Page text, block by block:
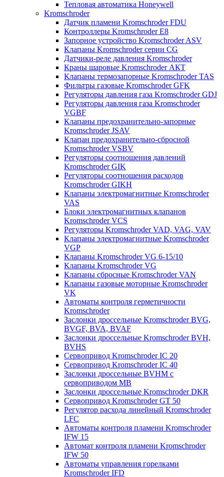
Тепловая автоматика Honeywell
Kromschroder
Датчик пламени Kromschroder FDU
Контроллеры Kromschroder E8
Запорное устройство Kromschroder ASV
Клапаны Kromschroder серии CG
Датчики-реле давления Kromschroder
Краны шаровые Kromschroder АКТ
Клапаны термозапорные Kromschroder TAS
Фильтры газовые Kromschroder GFK
Регуляторы давления газа Kromschroder GDJ
Регуляторы давления газа Kromschroder
VGBF
Клапаны предохранительно-запорные
Kromschroder JSAV
Клапан предохранительно-сбросной
Kromschroder VSBV
Регуляторы соотношения давлений
Kromschroder GIK
Регуляторы соотношения расходов
Kromschroder GIKH
Клапаны электромагнитные Kromschroder
VAS
Блоки электромагнитных клапанов
Kromschroder VCS
Регуляторы Kromschroder VAD, VAG, VAV
Клапаны электромагнитные Kromschroder
VGP
Клапаны Kromschroder VG 6-15/10
Клапаны Kromschroder VG
Клапаны сбросные Kromschroder VAN
Клапаны газовые моторные Kromschroder
VK
Автоматы контроля герметичности
Kromschroder
Заслонки дроссельные Kromschroder BVG,
BVGF, BVA, BVAF
Заслонки дроссельные Kromschroder BVH,
BVHS
Сервопривод Kromschroder IC 20
Сервопривод Kromschroder IC 40
Заслонки дроссельные BVHM с
сервоприводом МВ
Заслонки дроссельные Kromschroder DKR
Cервопривод Kromschroder GT 50
Регулятор расхода линейный Kromschroder
LFC
Автоматы контроля пламени Kromschroder
IFW 15
Автомат контроля пламени Kromschroder
IFW 50
Автоматы управления горелками
Kromschroder IFD